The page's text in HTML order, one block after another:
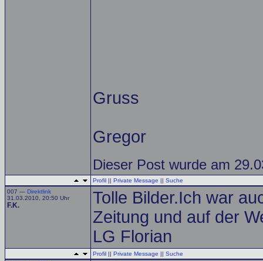
Gruss
Gregor
Dieser Post wurde am
Profil || Private Message || Suche
007 — Direktlink
31.03.2010, 20:50 Uhr
F.K.
Tolle Bilder.Ich war
Zeitung und auf der
LG Florian
Profil || Private Message || Suche